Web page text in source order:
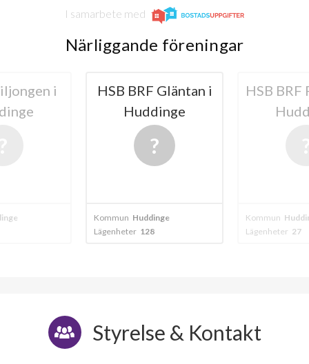
I samarbete med
Närliggande föreningar
i
HSB BRF Gläntan i
Huddinge
Kommun Huddinge
Lägenheter 128
HSB
Kommun
Lägenheter 27
Styrelse & Kontakt